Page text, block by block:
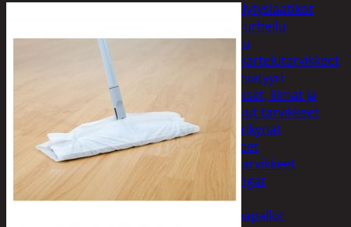
Säilytyslaatikot
Vapaa-aika ja urheilu
Askartelu
Askartelutarvikkeet
Miniatyyri
Sakset, liimat ja
muut tarvikkeet
Värikynät
Harrasteet
Käsityötarvikkeet
Langat
Lelut
Ilmapallot